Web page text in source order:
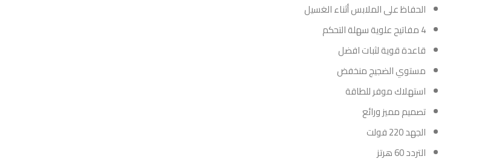
الحفاظ على الملابس أثناء الغسيل
4 مفاتيح علوية سهلة التحكم
قاعدة قوية لثبات افضل
مستوي الضجيج منخفض
استهلاك موفر للطاقة
تصميم مميز ورائع
الجهد 220 فولت
التردد 60 هرتز